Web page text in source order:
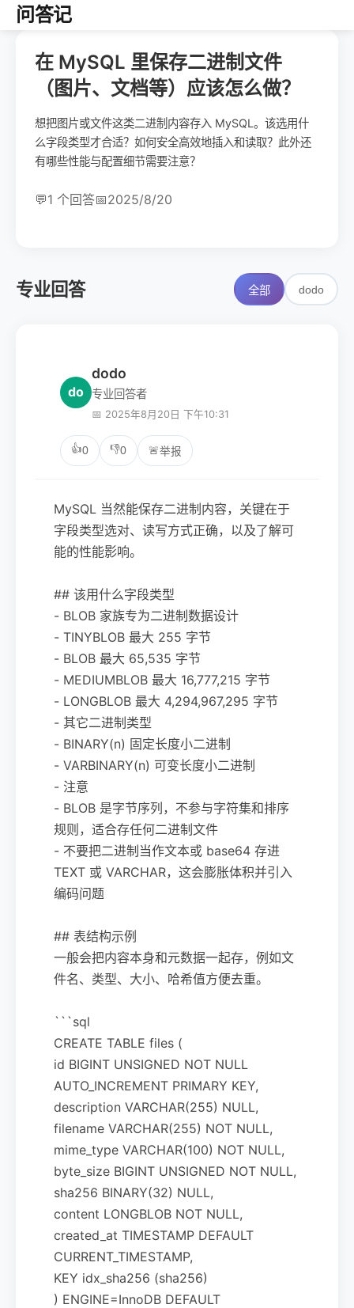
问答记
在 MySQL 里保存二进制文件
（图片、文档等）应该怎么做？
想把图片或文件这类二进制内容存入 MySQL。该选用什
么字段类型才合适？如何安全高效地插入和读取？此外还
有哪些性能与配置细节需要注意？
💬1 个回答📅2025/8/20
专业回答 全部 dodo
do
dodo
专业回答者
📅 2025年8月20日 下午10:31
👍0 👎0 🚨举报
MySQL 当然能保存二进制内容，关键在于
字段类型选对、读写方式正确，以及了解可
能的性能影响。
## 该用什么字段类型
- BLOB 家族专为二进制数据设计
- TINYBLOB 最大 255 字节
- BLOB 最大 65,535 字节
- MEDIUMBLOB 最大 16,777,215 字节
- LONGBLOB 最大 4,294,967,295 字节
- 其它二进制类型
- BINARY(n) 固定长度小二进制
- VARBINARY(n) 可变长度小二进制
- 注意
- BLOB 是字节序列，不参与字符集和排序
规则，适合存任何二进制文件
- 不要把二进制当作文本或 base64 存进
TEXT 或 VARCHAR，这会膨胀体积并引入
编码问题
## 表结构示例
一般会把内容本身和元数据一起存，例如文
件名、类型、大小、哈希值方便去重。
```sql
CREATE TABLE files (
id BIGINT UNSIGNED NOT NULL
AUTO_INCREMENT PRIMARY KEY,
description VARCHAR(255) NULL,
filename VARCHAR(255) NOT NULL,
mime_type VARCHAR(100) NOT NULL,
byte_size BIGINT UNSIGNED NOT NULL,
sha256 BINARY(32) NULL,
content LONGBLOB NOT NULL,
created_at TIMESTAMP DEFAULT
CURRENT_TIMESTAMP,
KEY idx_sha256 (sha256)
) ENGINE=InnoDB DEFAULT